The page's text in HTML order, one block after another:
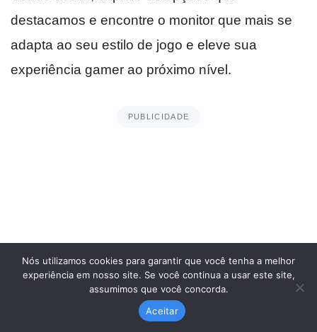
destacamos e encontre o monitor que mais se
adapta ao seu estilo de jogo e eleve sua
experiência gamer ao próximo nível.
PUBLICIDADE
Nós utilizamos cookies para garantir que você tenha a melhor
experiência em nosso site. Se você continua a usar este site,
assumimos que você concorda.
Aceitar